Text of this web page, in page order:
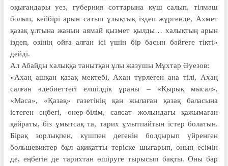
оқығандары уез, губерния соттарына күш салып, тілмәш
болып, кейбірі арын сатып ұлықтық іздеп жүргенде, Ахмет
қазақ ұлтына жанын аямай қызмет қылды… халықтың арын
іздеп, өзінің ойға алған ісі үшін бір басын бәйгеге тікті»
дейді.
Ал Абайды халыққа танытқан ұлы жазушы Мұхтар Әуезов:
«Ахаң ашқан қазақ мектебі, Ахаң түрлеген ана тілі, Ахаң
салған әдебиеттегі елшілдік ұраны – «Қырық мысал»,
«Маса», «Қазақ» газетінің қан жылаған қазақ баласына
істеген еңбегі, өнер-білім, саясат жолындағы қажымаған
қайраты, біз ұмытсақ та, тарих ұмытпайтын істер болатын.
Бірақ зорлықпен, күшпен дегенін болдырып үйренген
большевиктер бұл ақиқатты теріске шығарып, оның есімін
де, еңбегін де тарихтан өшіруге тырысып бақты. Оны бар